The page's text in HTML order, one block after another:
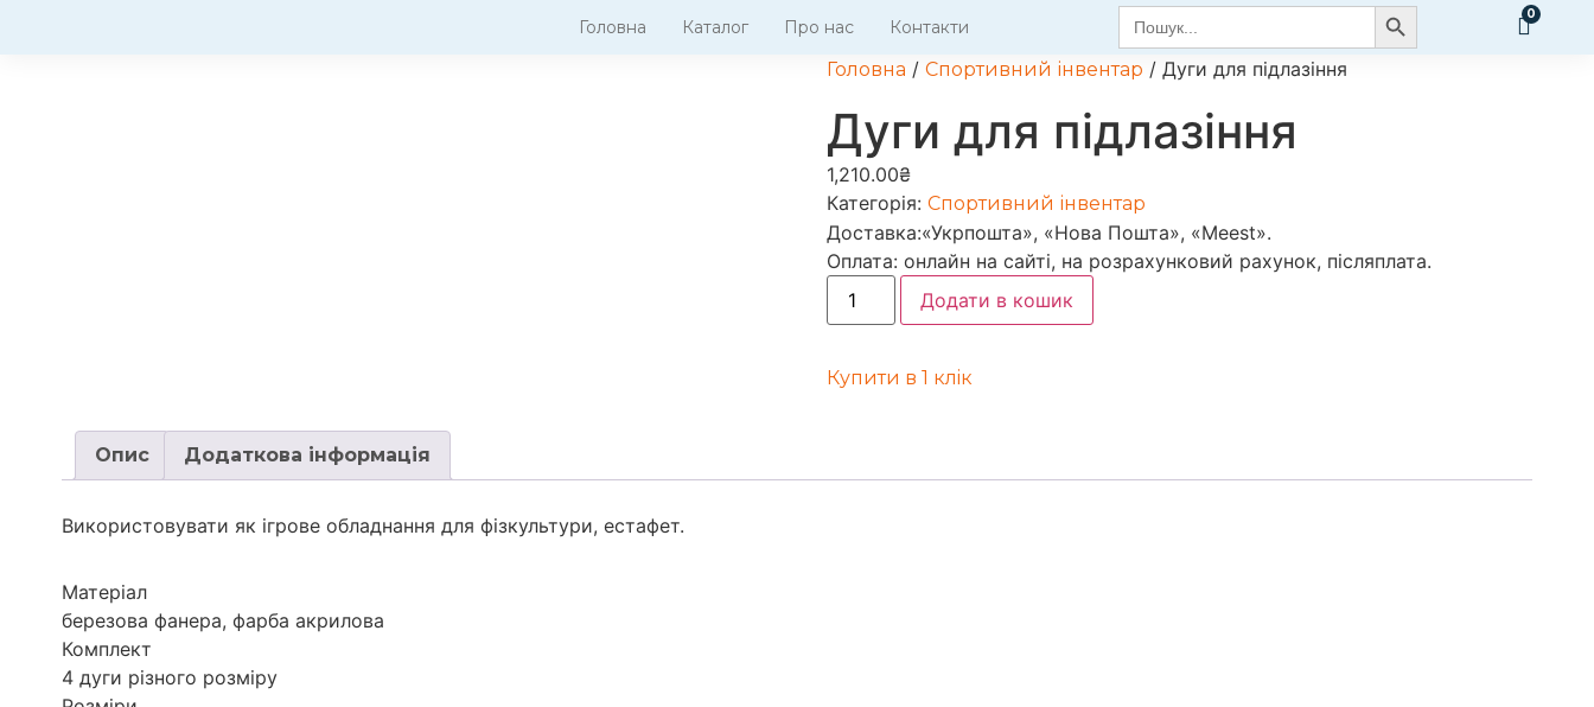
Головна Каталог Про нас Контакти
Search
for:
Search Button
Головна / Спортивний інвентар / Дуги для підлазіння
Дуги для підлазіння
1,210.00₴
Категорія: Спортивний інвентар
Доставка:«Укрпошта», «Нова Пошта», «Meest».
Оплата: онлайн на сайті, на розрахунковий рахунок, післяплата.
Додати в кошик
Купити в 1 клiк
Опис Додаткова інформація
Використовувати як ігрове обладнання для фізкультури, естафет.
Матеріал
березова фанера, фарба акрилова
Комплект
4 дуги різного розміру